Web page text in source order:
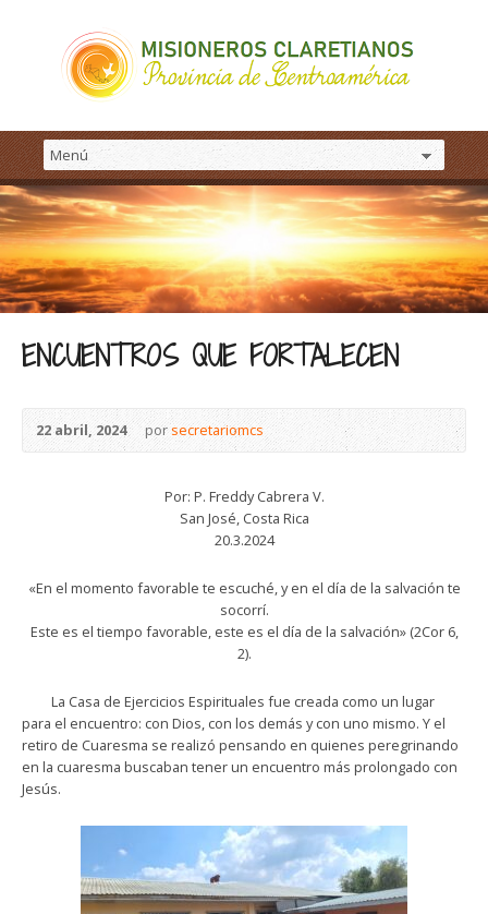
ENCUENTROS QUE FORTALECEN
22 abril, 2024 porsecretariomcs
Por: P. Freddy Cabrera V.
San José, Costa Rica
20.3.2024
«En el momento favorable te escuché, y en el día de la salvación te
socorrí.
Este es el tiempo favorable, este es el día de la salvación» (2Cor 6,
2).
La Casa de Ejercicios Espirituales fue creada como un lugar
para el encuentro: con Dios, con los demás y con uno mismo. Y el
retiro de Cuaresma se realizó pensando en quienes peregrinando
en la cuaresma buscaban tener un encuentro más prolongado con
Jesús.